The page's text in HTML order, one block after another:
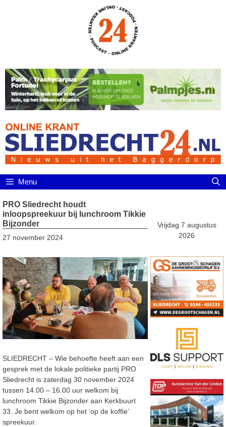
Menu
PRO Sliedrecht houdt
inloopspreekuur bij lunchroom Tikkie
Bijzonder
27 november 2024
SLIEDRECHT – Wie behoefte heeft aan een
gesprek met de lokale politieke partij PRO
Sliedrecht is zaterdag 30 november 2024
tussen 14.00 – 16.00 uur welkom bij
lunchroom Tikkie Bijzonder aan Kerkbuurt
33. Je bent welkom op het ‘op de koffie’
spreekuur.
Vrijdag 7 augustus
2026